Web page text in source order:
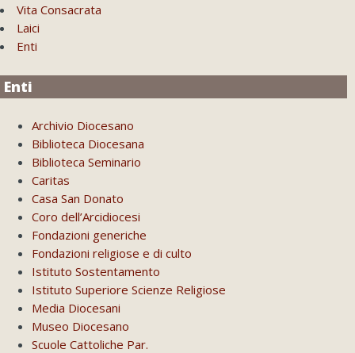
Vita Consacrata
Laici
Enti
Enti
Archivio Diocesano
Biblioteca Diocesana
Biblioteca Seminario
Caritas
Casa San Donato
Coro dell’Arcidiocesi
Fondazioni generiche
Fondazioni religiose e di culto
Istituto Sostentamento
Istituto Superiore Scienze Religiose
Media Diocesani
Museo Diocesano
Scuole Cattoliche Par.